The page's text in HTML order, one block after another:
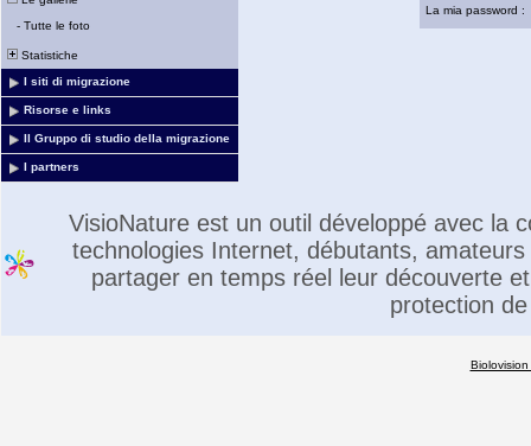
- Tutte le foto
Statistiche
I siti di migrazione
Risorse e links
Il Gruppo di studio della migrazione
I partners
La mia password :
VisioNature est un outil développé avec la
technologies Internet, débutants,
partager en temps réel leur découverte
protection
Biolovision